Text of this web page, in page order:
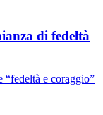
di fedeltà
e coraggio”